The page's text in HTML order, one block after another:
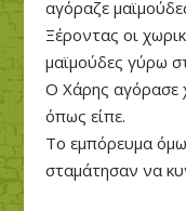
αγόραζε
Ξέροντας οι
μαϊμούδες γύρω
Ο Χάρης αγόρασε
όπως είπε.
Το εμπόρευμα
σταμάτησαν να